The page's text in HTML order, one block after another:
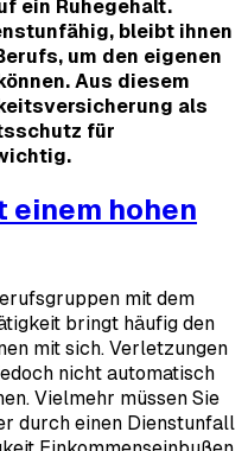
ein Ruhegehalt.
bleibt ihnen
um den eigenen
Aus diesem
als
für
einem hohen
mit dem
bringt häufig den
mit sich. Verletzungen
nicht automatisch
Vielmehr müssen Sie
durch einen Dienstunfall